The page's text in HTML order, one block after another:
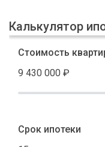
Калькулятор
Стоимость
9 430 000 ₽
Срок ипотеки